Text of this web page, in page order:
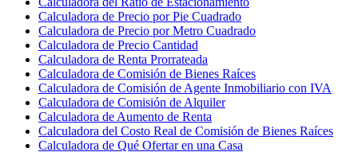
Calculadora de Precio por Pie Cuadrado
Calculadora de Precio por Metro Cuadrado
Calculadora de Precio Cantidad
Calculadora de Renta Prorrateada
Calculadora de Comisión de Bienes Raíces
Calculadora de Comisión de Agente Inmobiliario con IVA
Calculadora de Comisión de Alquiler
Calculadora de Aumento de Renta
Calculadora del Costo Real de Comisión de Bienes Raíces
Calculadora de Qué Ofertar en una Casa